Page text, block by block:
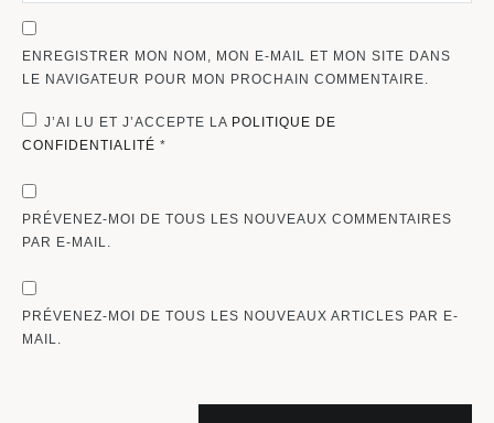
ENREGISTRER MON NOM, MON E-MAIL ET MON SITE DANS
LE NAVIGATEUR POUR MON PROCHAIN COMMENTAIRE.
J’AI LU ET J’ACCEPTE LA POLITIQUE DE
CONFIDENTIALITÉ *
PRÉVENEZ-MOI DE TOUS LES NOUVEAUX COMMENTAIRES
PAR E-MAIL.
PRÉVENEZ-MOI DE TOUS LES NOUVEAUX ARTICLES PAR E-
MAIL.